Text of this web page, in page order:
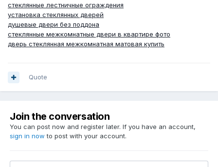
стеклянные лестничные ограждения
установка стеклянных дверей
душевые двери без поддона
стеклянные межкомнатные двери в квартире фото
дверь стеклянная межкомнатная матовая купить
Quote
Join the conversation
You can post now and register later. If you have an account,
sign in now to post with your account.